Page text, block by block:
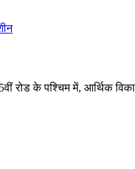
रोड के पश्चिम में, आर्थिक